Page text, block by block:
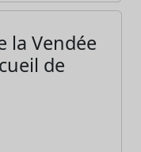
la Vendée
de